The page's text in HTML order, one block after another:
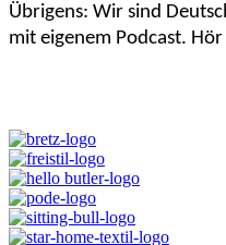
Übrigens: Wir sind
mit eigenem Podcast.